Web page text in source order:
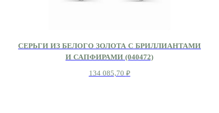
СЕРЬГИ ИЗ БЕЛОГО ЗОЛОТА С БРИЛЛИАНТАМИ
И САПФИРАМИ (040472)
134 085,70 ₽